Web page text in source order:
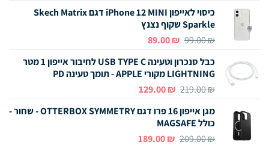
היה:
129.00 ₪.
הוא:
89.00 ₪.
כיסוי לאייפון iPhone 12MINI
דגם Skech Matrix
Sparkle שקוף נצנץ
99.00₪
המחיר
היה:
99.00 ₪.
89.00₪
המחיר
הוא:
89.00 ₪.
כבל סנכרון וטעינה USB TYPE C לחיבור אייפון 1 מטר
LIGHTNING מקורי APPLE - תומך טעינה PD
219.00₪
המחיר
היה:
219.00 ₪.
129.00₪
המחיר
הוא:
מגן אייפון 16 פרו
דגם OTTERBOX SYMMETRY - שחור -
כולל MAGSAFE
209.00₪
המחיר
189.00₪
המחיר